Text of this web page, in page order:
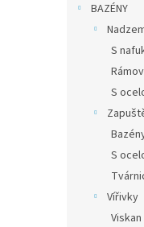
BAZÉNY
S
S
S
Vířivky
Viskan